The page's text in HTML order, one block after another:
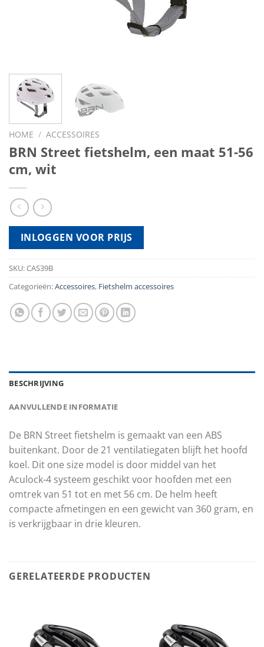
HOME / ACCESSOIRES
BRN Street fietshelm, een maat 51-56
cm, wit
INLOGGEN VOOR PRIJS
SKU:CAS39B
Categorieën:Accessoires, Fietshelm accessoires
BESCHRIJVING
AANVULLENDE INFORMATIE
De BRN Street fietshelm is gemaakt van een ABS
buitenkant. Door de 21 ventilatiegaten blijft het hoofd
koel. Dit one size model is door middel van het
Aculock-4 systeem geschikt voor hoofden met een
omtrek van 51 tot en met 56 cm. De helm heeft
compacte afmetingen en een gewicht van 360 gram, en
is verkrijgbaar in drie kleuren.
GERELATEERDE PRODUCTEN